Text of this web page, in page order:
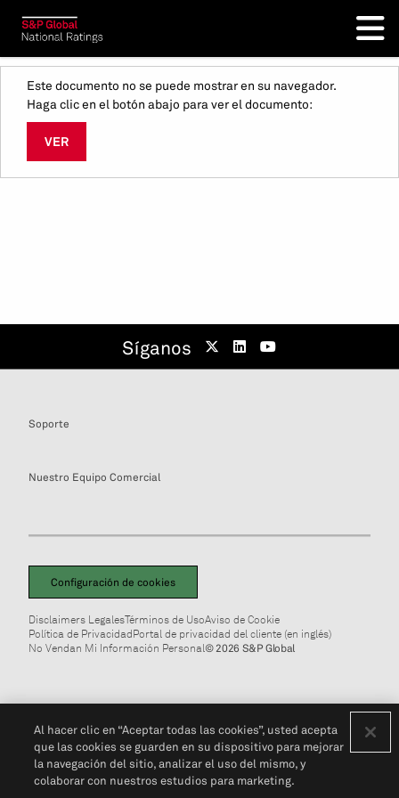
Este documento no se puede mostrar en su navegador.
Haga clic en el botón abajo para ver el documento:
VER
Síganos
Soporte
Nuestro Equipo Comercial
Configuración de cookies
Disclaimers LegalesTérminos de UsoAviso de Cookie
Política de PrivacidadPortal de privacidad del cliente (en inglés)
No Vendan Mi Información Personal© 2026 S&P Global
Al hacer clic en “Aceptar todas las cookies”, usted acepta
que las cookies se guarden en su dispositivo para mejorar
la navegación del sitio, analizar el uso del mismo, y
colaborar con nuestros estudios para marketing.